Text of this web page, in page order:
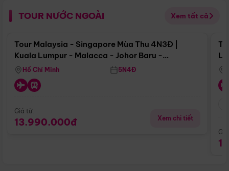
TOUR NƯỚC NGOÀI Xem tất cả
Điểm nổi bật
Tour Malaysia - Singapore Mùa Thu 4N3Đ |
Kuala Lumpur - Malacca - Johor Baru -
Singapore
Hồ Chí Minh 5N4Đ
Giá từ:
13.990.000đ Xem chi tiết